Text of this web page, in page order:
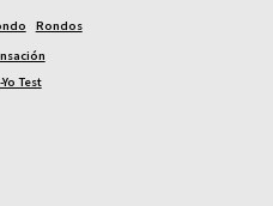
Rondos
Yo Test